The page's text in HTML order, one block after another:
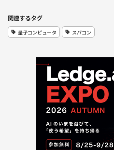
関連するタグ
量子コンピュータ スパコン